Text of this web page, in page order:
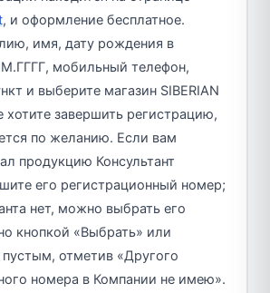
, и оформление бесплатное.
имя, дату рождения в
мобильный телефон,
и выберите магазин SIBERIAN
хотите завершить регистрацию,
по желанию. Если вам
продукцию Консультант
его регистрационный номер;
нет, можно выбрать его
кнопкой «Выбрать» или
пустым, отметив «Другого
номера в Компании не имею».